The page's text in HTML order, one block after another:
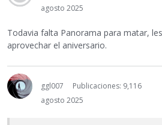
agosto 2025
Todavia falta Panorama para matar,
aprovechar el aniversario.
ggl007
Publicaciones: 9,116
agosto 2025